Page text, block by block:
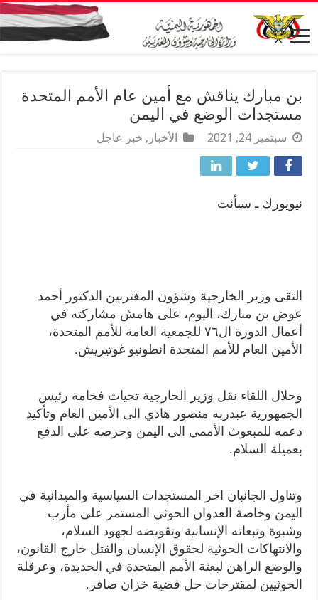
بن مبارك يناقش مع أمين عام الأمم المتحدة
مستجدات الوضع في اليمن
سبتمبر 24, 2021 الأخبار , خبر عاجل
نيويورك ـ سبأنت
التقى وزير الخارجية وشؤون المغتربين الدكتور أحمد
عوض بن مبارك، اليوم، على هامش مشاركته في
أعمال الدورة ال٧٦ للجمعية العامة للأمم المتحدة،
الأمين العام للأمم المتحدة انطونيو غوتيريش.
وخلال اللقاء نقل وزير الخارجية تحيات فخامة رئيس
الجمهورية عبدربه منصور هادي الى الأمين العام وتأكيد
دعمه للمبعوث الأممي الى اليمن وحرصه على الدفع
بعميلة السلام.
وتناول الجانبان اخر المستجدات السياسية والميدانية في
اليمن وخاصة العدوان الحوثي المستمر على مأرب
وشبوة وتبعاته الإنسانية وتقويضه لجهود السلام،
والانتهاكات الحوثية لحقوق الإنسان والقتل خارج القانون،
والوضع الراهن لبعثة الأمم المتحدة في الحديدة، وعرقلة
الحوثيين لمقترحات حل قضية خزان صافر.